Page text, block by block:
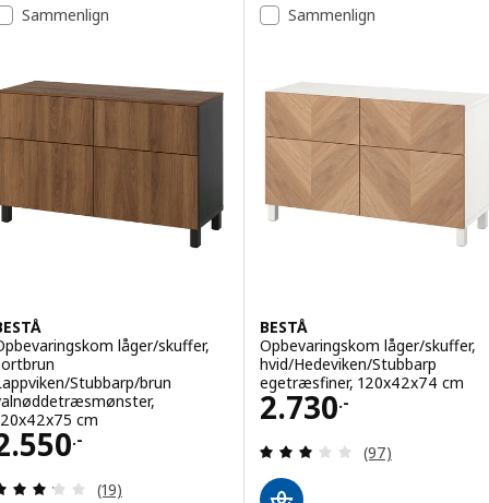
Sammenlign
låger/skuffer,
Stubbarp/brun
cm
.-
2550.-
Anmeld: 3.2 ud af 5 Stjerner. Anmeldelser i alt:
(19)
Sammenlign
BESTÅ
Opbevaringskom låger/skuffer,
hvid/Hedeviken/Stubbarp
egetræsfiner, 120x42x74 cm
2.730.-
Pris 2730.-
Anmeld: 3 ud
(97)